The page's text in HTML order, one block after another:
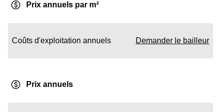
Prix annuels par m²
Coûts d'exploitation annuels Demander le bailleur
Prix annuels